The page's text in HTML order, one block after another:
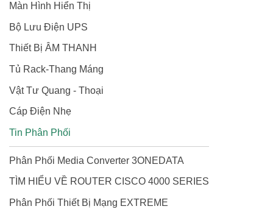
Màn Hình Hiển Thị
Bộ Lưu Điện UPS
Thiết Bị ÂM THANH
Tủ Rack-Thang Máng
Vật Tư Quang - Thoại
Cáp Điện Nhẹ
Tin Phân Phối
Phân Phối Media Converter 3ONEDATA
TÌM HIỂU VỀ ROUTER CISCO 4000 SERIES
Phân Phối Thiết Bị Mạng EXTREME